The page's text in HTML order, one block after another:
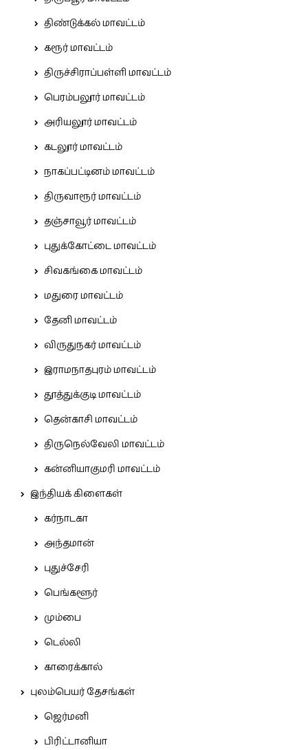
திண்டுக்கல் மாவட்டம்
கரூர் மாவட்டம்
திருச்சிராப்பள்ளி மாவட்டம்
பெரம்பலூர் மாவட்டம்
அரியலூர் மாவட்டம்
கடலூர் மாவட்டம்
நாகப்பட்டினம் மாவட்டம்
திருவாரூர் மாவட்டம்
தஞ்சாவூர் மாவட்டம்
புதுக்கோட்டை மாவட்டம்
சிவகங்கை மாவட்டம்
மதுரை மாவட்டம்
தேனி மாவட்டம்
விருதுநகர் மாவட்டம்
இராமநாதபுரம் மாவட்டம்
தூத்துக்குடி மாவட்டம்
தென்காசி மாவட்டம்
திருநெல்வேலி மாவட்டம்
கன்னியாகுமரி மாவட்டம்
இந்தியக் கிளைகள்
கர்நாடகா
அந்தமான்
புதுச்சேரி
பெங்களூர்
மும்பை
டெல்லி
காரைக்கால்
புலம்பெயர் தேசங்கள்
ஜெர்மனி
பிரிட்டானியா